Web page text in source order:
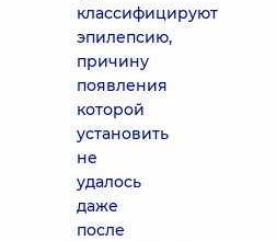
классифицируют
эпилепсию,
причину
появления
которой
установить
не
удалось
даже
после